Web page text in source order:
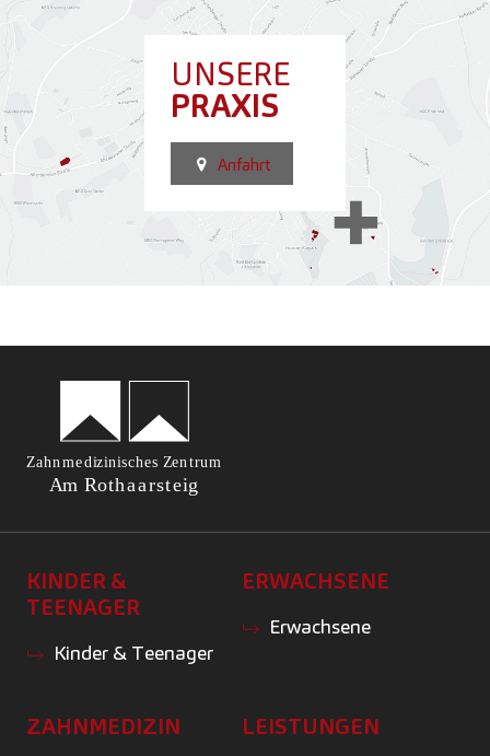
UNSERE
PRAXIS
Anfahrt
KINDER &
TEENAGER
Kinder & Teenager
ERWACHSENE
Erwachsene
ZAHNMEDIZIN LEISTUNGEN